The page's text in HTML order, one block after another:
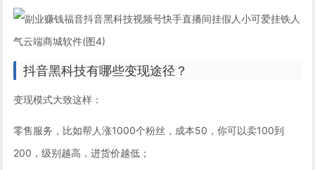
抖音黑科技有哪些变现途径？
变现模式大致这样：
零售服务，比如帮人涨1000个粉丝，成本50，你可以卖100到
200，级别越高，进货价越低；